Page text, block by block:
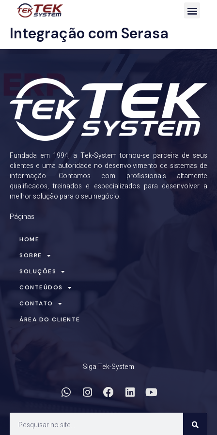
Integração com Serasa
Fundada em 1994, a Tek-System tornou-se parceira de seus
clientes e uma autoridade no desenvolvimento de sistemas de
informação. Contamos com profissionais altamente
qualificados, treinados e especializados para desenvolver a
melhor solução para o seu negócio.
Páginas
HOME
SOBRE
SOLUÇÕES
CONTEÚDOS
CONTATO
ÁREA DO CLIENTE
Siga Tek-System